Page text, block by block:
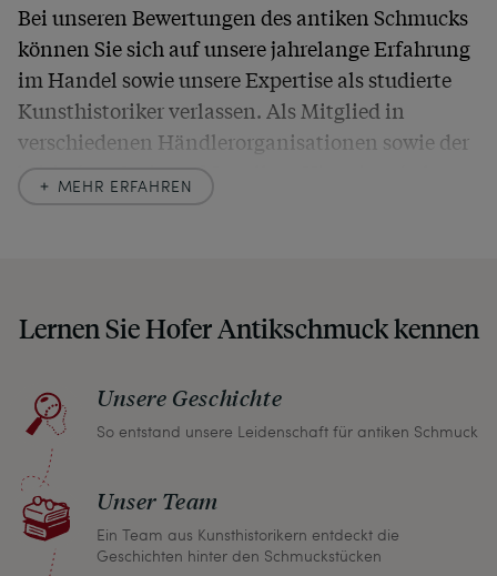
Bei unseren Bewertungen des antiken Schmucks
können Sie sich auf unsere jahrelange Erfahrung
im Handel sowie unsere Expertise als studierte
Kunsthistoriker verlassen. Als Mitglied in
verschiedenen Händlerorganisationen sowie der
Sie, wenn unser Paket zu Ihnen kommt, keine
müssen.
Sollten Sie aus irgendeinem Grund doch einmal
nicht zufrieden sein, nehmen Sie bitte mit uns
Kontakt auf und wir finden umgehend eine
gemeinsame Lösung. Unabhängig davon können
Sie innerhalb von einem Monat jeden Artikel
MEHR ERFAHREN
Lernen Sie Hofer Antikschmuck kennen
Unsere Geschichte
So entstand unsere Leidenschaft für antiken Schmuck
Unser Team
Ein Team aus Kunsthistorikern entdeckt die
Geschichten hinter den Schmuckstücken